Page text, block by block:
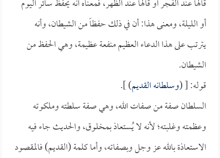
قالها عند الفجر أو قالها عند الظهر، فمعناه أنه يحفظ سائر اليوم
أو الليلة، ومعنى هذا: أن في ذلك حفظاً من الشيطان، وأنه
يترتب على هذا الدعاء العظيم منفعة عظيمة، وهي الحفظ من
الشيطان.
قوله: [ (وسلطانه القديم) ].
السلطان صفة من صفات الله، وهي صفة سلطته وملكوته
وعظمته وغلبته؛ لأنه لا يُستعاذ بمخلوق، والحديث جاء فيه
الاستعاذة بالله عز وجل وبصفاته، وأما كلمة (القديم) فالمقصود